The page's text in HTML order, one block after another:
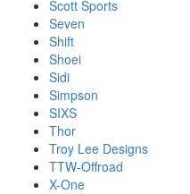
Scott Sports
Seven
Shift
Shoei
Sidi
Simpson
SIXS
Thor
Troy Lee Designs
TTW-Offroad
X-One